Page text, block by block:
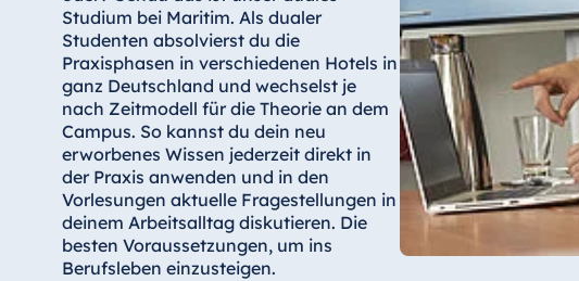
Studium bei Maritim. Als dualer
Studenten absolvierst du die
Praxisphasen in verschiedenen Hotels in
ganz Deutschland und wechselst je
nach Zeitmodell für die Theorie an dem
Campus. So kannst du dein neu
erworbenes Wissen jederzeit direkt in
der Praxis anwenden und in den
Vorlesungen aktuelle Fragestellungen in
deinem Arbeitsalltag diskutieren. Die
besten Voraussetzungen, um ins
Berufsleben einzusteigen.